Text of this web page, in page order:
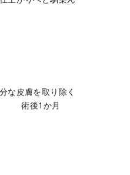
な皮膚を取り除く
前 術後1か月